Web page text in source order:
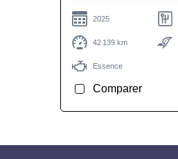
2025
42 139 km
Essence
Comparer